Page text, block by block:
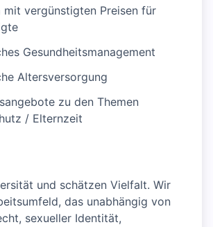
mit vergünstigten Preisen für
Gesundheitsmanagement
Altersversorgung
zu den Themen
/ Elternzeit
und schätzen Vielfalt. Wir
das unabhängig von
sexueller Identität,